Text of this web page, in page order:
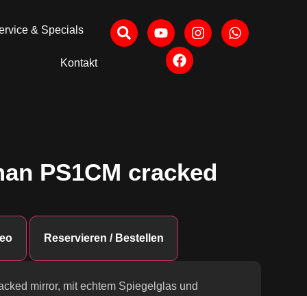
& Specials
Kontakt
PS1CM cracked
Reservieren / Bestellen
mirror, mit echtem Spiegelglas und